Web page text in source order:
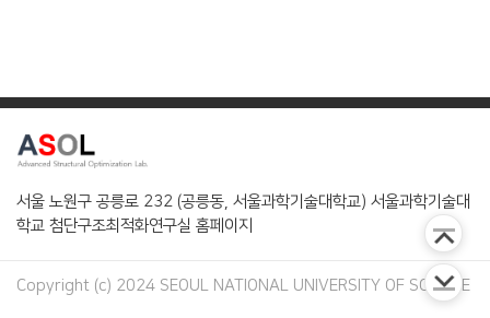
서울 노원구 공릉로 232 (공릉동, 서울과학기술대학교) 서울과학기술대
학교 첨단구조최적화연구실 홈페이지
Copyright (c) 2024 SEOUL NATIONAL UNIVERSITY OF SCIENCE